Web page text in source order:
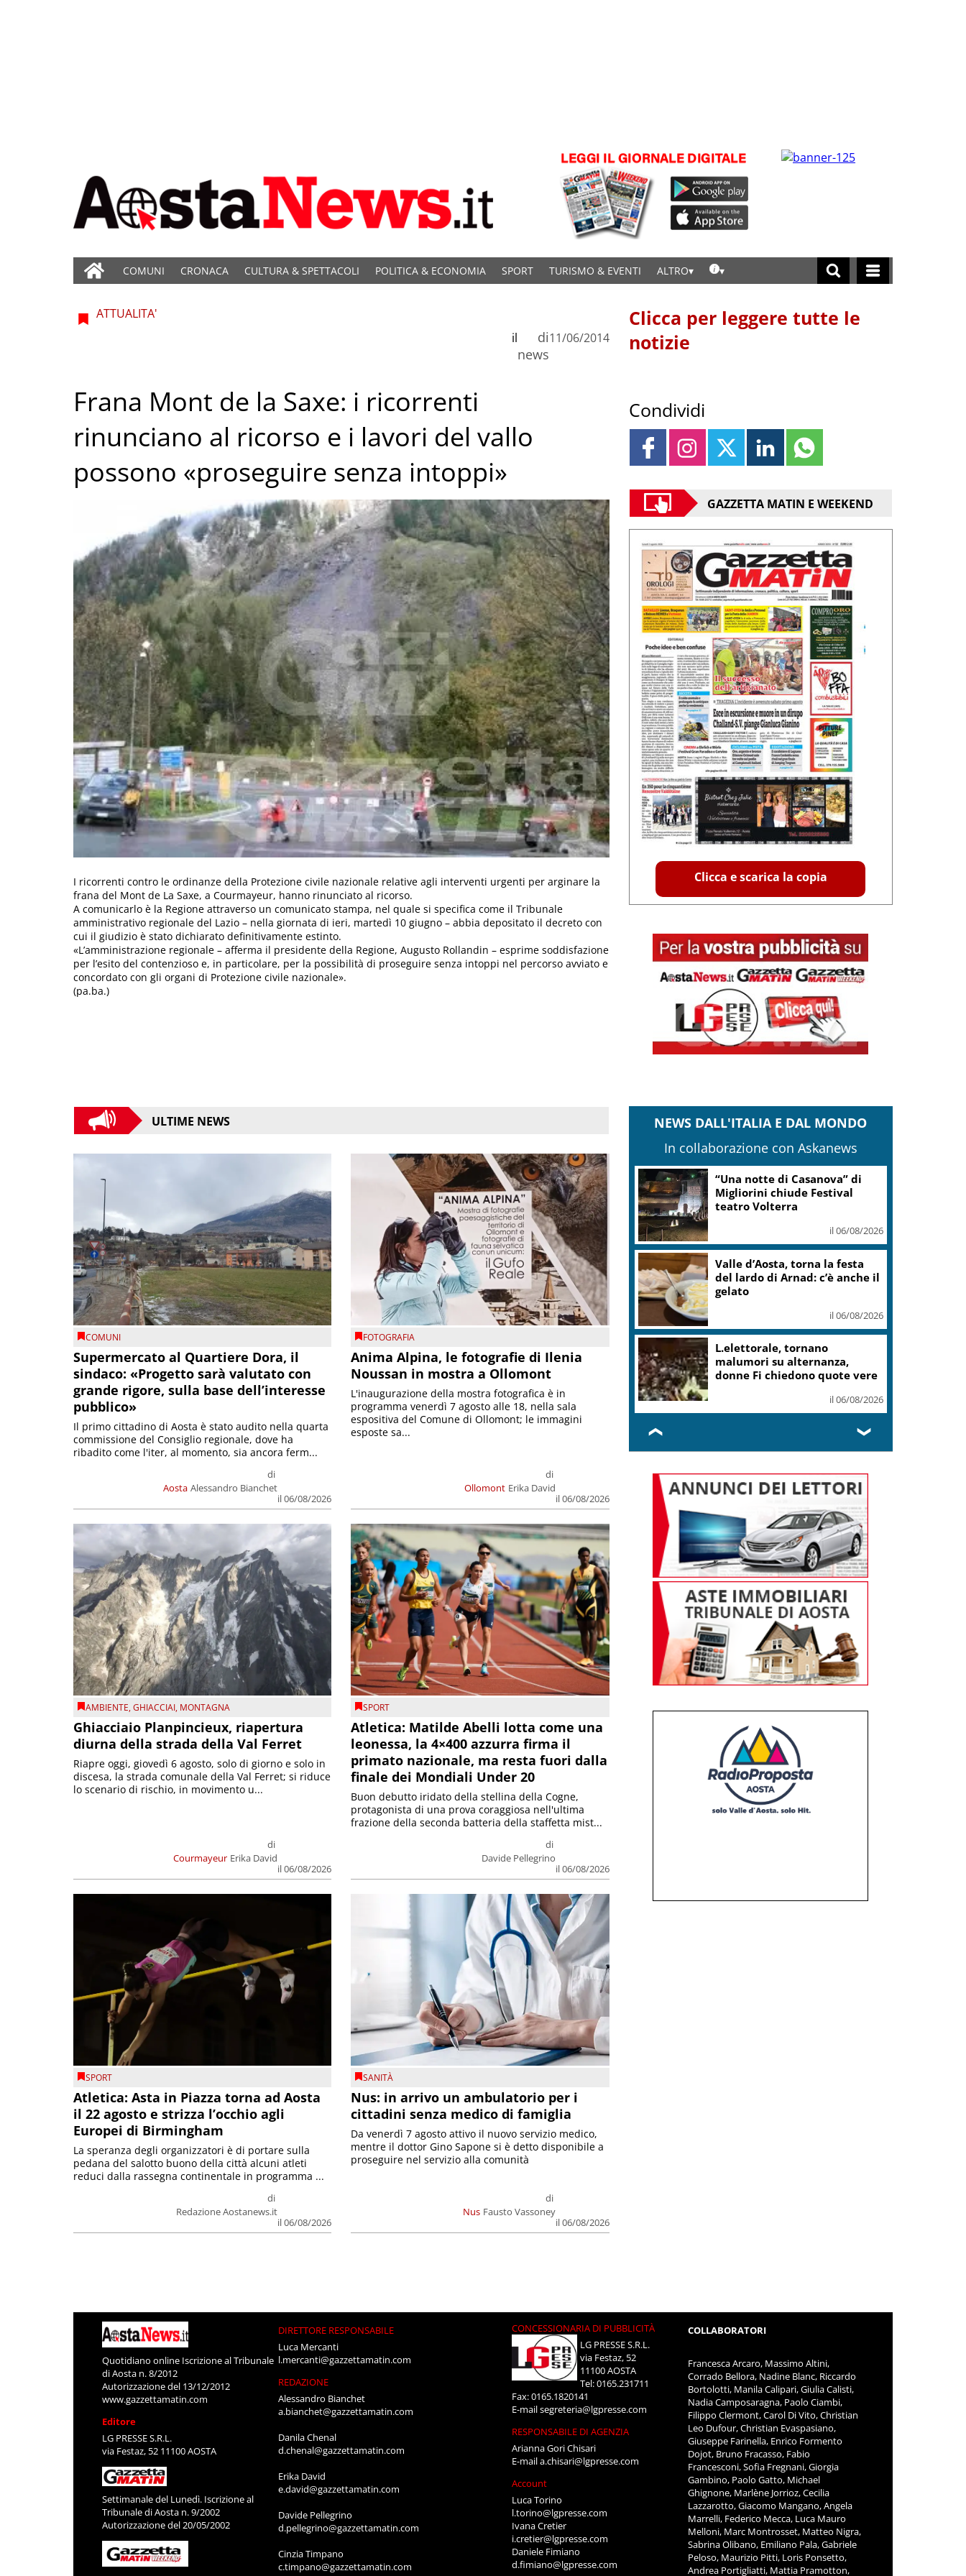
COMUNI CRONACA CULTURA & SPETTACOLI POLITICA & ECONOMIA SPORT TURISMO & EVENTI ALTRO
ATTUALITA'
di
news
il 11/06/2014
Frana Mont de la Saxe: i ricorrenti
rinunciano al ricorso e i lavori del vallo
possono «proseguire senza intoppi»
I ricorrenti contro le ordinanze della Protezione civile nazionale relative agli interventi urgenti per arginare la
frana del Mont de La Saxe, a Courmayeur, hanno rinunciato al ricorso.
A comunicarlo è la Regione attraverso un comunicato stampa, nel quale si specifica come il Tribunale
amministrativo regionale del Lazio – nella giornata di ieri, martedì 10 giugno – abbia depositato il decreto con
cui il giudizio è stato dichiarato definitivamente estinto.
«L’amministrazione regionale – afferma il presidente della Regione, Augusto Rollandin – esprime soddisfazione
per l’esito del contenzioso e, in particolare, per la possibilità di proseguire senza intoppi nel percorso avviato e
concordato con gli organi di Protezione civile nazionale».
(pa.ba.)
ULTIME NEWS
COMUNI
Supermercato al Quartiere Dora, il
sindaco: «Progetto sarà valutato con
grande rigore, sulla base dell’interesse
pubblico»
Aosta
di
Alessandro Bianchet
il 06/08/2026
Il primo cittadino di Aosta è stato audito nella quarta
commissione del Consiglio regionale, dove ha
ribadito come l'iter, al momento, sia ancora ferm...
FOTOGRAFIA
Anima Alpina, le fotografie di Ilenia
Noussan in mostra a Ollomont
Ollomont
di
Erika David
il 06/08/2026
L'inaugurazione della mostra fotografica è in
programma venerdì 7 agosto alle 18, nella sala
espositiva del Comune di Ollomont; le immagini
esposte sa...
AMBIENTE,GHIACCIAI, MONTAGNA
Ghiacciaio Planpincieux, riapertura
diurna della strada della Val Ferret
Courmayeur
di
Erika David
il 06/08/2026
Riapre oggi, giovedì 6 agosto, solo di giorno e solo in
discesa, la strada comunale della Val Ferret; si riduce
lo scenario di rischio, in movimento u...
SPORT
Atletica: Matilde Abelli lotta come una
leonessa, la 4×400 azzurra firma il
primato nazionale, ma resta fuori dalla
finale dei Mondiali Under 20
di
Davide Pellegrino
il 06/08/2026
Buon debutto iridato della stellina della Cogne,
protagonista di una prova coraggiosa nell'ultima
frazione della seconda batteria della staffetta mist...
SPORT
Atletica: Asta in Piazza torna ad Aosta
il 22 agosto e strizza l’occhio agli
Europei di Birmingham
di
Redazione Aostanews.it
il 06/08/2026
La speranza degli organizzatori è di portare sulla
pedana del salotto buono della città alcuni atleti
reduci dalla rassegna continentale in programma ...
SANITÀ
Nus: in arrivo un ambulatorio per i
cittadini senza medico di famiglia
Nus
di
Fausto Vassoney
il 06/08/2026
Da venerdì 7 agosto attivo il nuovo servizio medico,
mentre il dottor Gino Sapone si è detto disponibile a
proseguire nel servizio alla comunità
Clicca per leggere tutte le
notizie
Condividi
GAZZETTA MATIN E WEEKEND
Clicca e scarica la copia
NEWS DALL'ITALIA E DAL MONDO
In collaborazione con Askanews
“Una notte di Casanova” di
Migliorini chiude Festival
teatro Volterra
il 06/08/2026
Valle d’Aosta, torna la festa
del lardo di Arnad: c’è anche il
gelato
il 06/08/2026
L.elettorale, tornano
malumori su alternanza,
donne Fi chiedono quote vere
il 06/08/2026
❮ ❯
Quotidiano online Iscrizione al Tribunale
di Aosta n. 8/2012
Autorizzazione del 13/12/2012
www.gazzettamatin.com
Editore
LG PRESSE S.R.L.
via Festaz, 52 11100 AOSTA
Settimanale del Lunedì. Iscrizione al
Tribunale di Aosta n. 9/2002
Autorizzazione del 20/05/2002
DIRETTORE RESPONSABILE
Luca Mercanti
l.mercanti@gazzettamatin.com
REDAZIONE
Alessandro Bianchet
a.bianchet@gazzettamatin.com
Danila Chenal
d.chenal@gazzettamatin.com
Erika David
e.david@gazzettamatin.com
Davide Pellegrino
d.pellegrino@gazzettamatin.com
Cinzia Timpano
c.timpano@gazzettamatin.com
CONCESSIONARIA DI PUBBLICITÀ
LG PRESSE S.R.L.
via Festaz, 52
11100 AOSTA
Tel: 0165.231711
Fax: 0165.1820141
E-mailsegreteria@lgpresse.com
RESPONSABILE DI AGENZIA
Arianna Gori Chisari
E-maila.chisari@lgpresse.com
Account
Luca Torino
l.torino@lgpresse.com
Ivana Cretier
i.cretier@lgpresse.com
Daniele Fimiano
d.fimiano@lgpresse.com
COLLABORATORI
Francesca Arcaro, Massimo Altini,
Corrado Bellora, Nadine Blanc, Riccardo
Bortolotti, Manila Calipari, Giulia Calisti,
Nadia Camposaragna, Paolo Ciambi,
Filippo Clermont, Carol Di Vito, Christian
Leo Dufour, Christian Evaspasiano,
Giuseppe Farinella, Enrico Formento
Dojot, Bruno Fracasso, Fabio
Francesconi, Sofia Fregnani, Giorgia
Gambino, Paolo Gatto, Michael
Ghignone, Marlène Jorrioz, Cecilia
Lazzarotto, Giacomo Mangano, Angela
Marrelli, Federico Mecca, Luca Mauro
Melloni, Marc Montrosset, Matteo Nigra,
Sabrina Olibano, Emiliano Pala, Gabriele
Peloso, Maurizio Pitti, Loris Ponsetto,
Andrea Portigliatti, Mattia Pramotton,